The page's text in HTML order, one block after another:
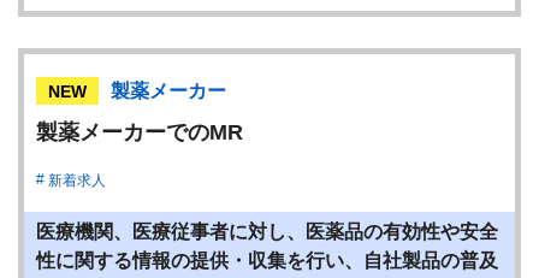
NEW 製薬メーカー
製薬メーカーでのMR
新着求人
医療機関、医療従事者に対し、医薬品の有効性や安全
性に関する情報の提供・収集を行い、自社製品の普及